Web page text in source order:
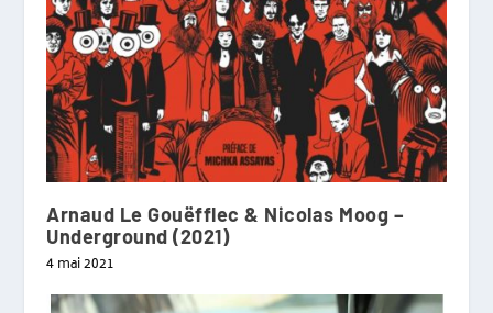
Arnaud Le Gouëfflec & Nicolas Moog –
Underground (2021)
4 mai 2021